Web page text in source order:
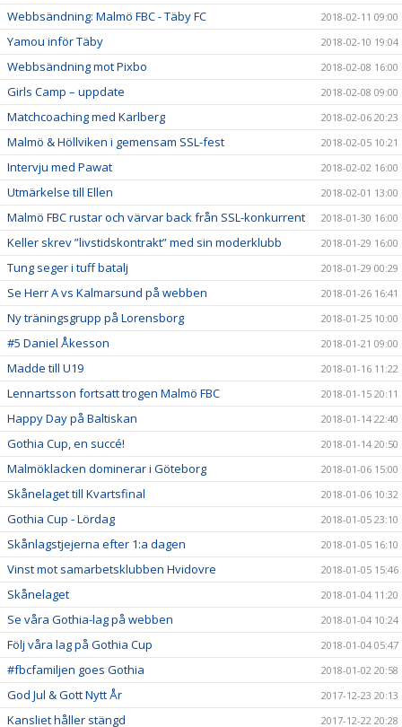
Webbsändning: Malmö FBC - Täby FC 2018-02-11 09:00
Yamou inför Täby 2018-02-10 19:04
Webbsändning mot Pixbo 2018-02-08 16:00
Girls Camp – uppdate 2018-02-08 09:00
Matchcoaching med Karlberg 2018-02-06 20:23
Malmö & Höllviken i gemensam SSL-fest 2018-02-05 10:21
Intervju med Pawat 2018-02-02 16:00
Utmärkelse till Ellen 2018-02-01 13:00
Malmö FBC rustar och värvar back från SSL-konkurrent 2018-01-30 16:00
Keller skrev ”livstidskontrakt” med sin moderklubb 2018-01-29 16:00
Tung seger i tuff batalj 2018-01-29 00:29
Se Herr A vs Kalmarsund på webben 2018-01-26 16:41
Ny träningsgrupp på Lorensborg 2018-01-25 10:00
#5 Daniel Åkesson 2018-01-21 09:00
Madde till U19 2018-01-16 11:22
Lennartsson fortsatt trogen Malmö FBC 2018-01-15 20:11
Happy Day på Baltiskan 2018-01-14 22:40
Gothia Cup, en succé! 2018-01-14 20:50
Malmöklacken dominerar i Göteborg 2018-01-06 15:00
Skånelaget till Kvartsfinal 2018-01-06 10:32
Gothia Cup - Lördag 2018-01-05 23:10
Skånlagstjejerna efter 1:a dagen 2018-01-05 16:10
Vinst mot samarbetsklubben Hvidovre 2018-01-05 15:46
Skånelaget 2018-01-04 11:20
Se våra Gothia-lag på webben 2018-01-04 10:24
Följ våra lag på Gothia Cup 2018-01-04 05:47
#fbcfamiljen goes Gothia 2018-01-02 20:58
God Jul & Gott Nytt År 2017-12-23 20:13
Kansliet håller stängd 2017-12-22 20:28